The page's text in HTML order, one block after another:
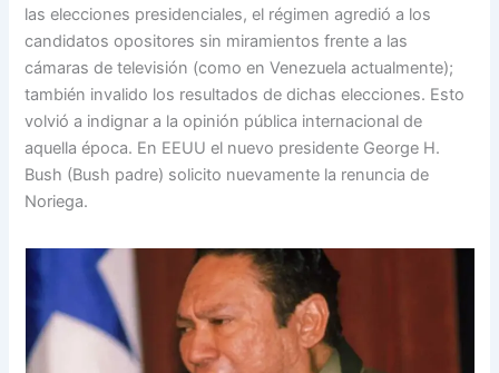
las elecciones presidenciales, el régimen agredió a los
candidatos opositores sin miramientos frente a las
cámaras de televisión (como en Venezuela actualmente);
también invalido los resultados de dichas elecciones. Esto
volvió a indignar a la opinión pública internacional de
aquella época. En EEUU el nuevo presidente George H.
Bush (Bush padre) solicito nuevamente la renuncia de
Noriega.